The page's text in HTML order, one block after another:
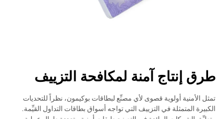
طرق إنتاج آمنة لمكافحة التزييف
تمثل الأمنية أولوية قصوى لأي مصنِّع لبطاقات بوكيمون، نظراً للتحديات
الكبيرة المتمثلة في التزييف التي تواجه أسواق بطاقات التداول القيِّمة.